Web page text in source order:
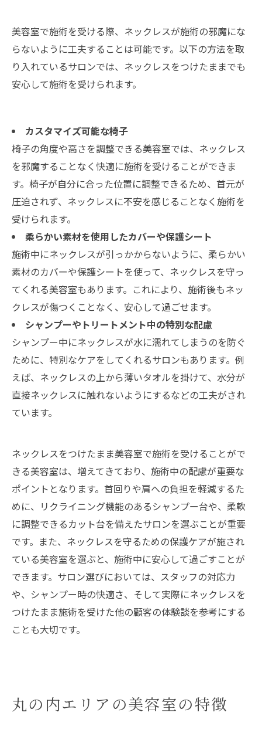
美容室で施術を受ける際、ネックレスが施術の邪魔にな
らないように工夫することは可能です。以下の方法を取
り入れているサロンでは、ネックレスをつけたままでも
安心して施術を受けられます。
カスタマイズ可能な椅子
椅子の角度や高さを調整できる美容室では、ネックレス
を邪魔することなく快適に施術を受けることができま
す。椅子が自分に合った位置に調整できるため、首元が
圧迫されず、ネックレスに不安を感じることなく施術を
受けられます。
柔らかい素材を使用したカバーや保護シート
施術中にネックレスが引っかからないように、柔らかい
素材のカバーや保護シートを使って、ネックレスを守っ
てくれる美容室もあります。これにより、施術後もネッ
クレスが傷つくことなく、安心して過ごせます。
シャンプーやトリートメント中の特別な配慮
シャンプー中にネックレスが水に濡れてしまうのを防ぐ
ために、特別なケアをしてくれるサロンもあります。例
えば、ネックレスの上から薄いタオルを掛けて、水分が
直接ネックレスに触れないようにするなどの工夫がされ
ています。
ネックレスをつけたまま美容室で施術を受けることがで
きる美容室は、増えてきており、施術中の配慮が重要な
ポイントとなります。首回りや肩への負担を軽減するた
めに、リクライニング機能のあるシャンプー台や、柔軟
に調整できるカット台を備えたサロンを選ぶことが重要
です。また、ネックレスを守るための保護ケアが施され
ている美容室を選ぶと、施術中に安心して過ごすことが
できます。サロン選びにおいては、スタッフの対応力
や、シャンプー時の快適さ、そして実際にネックレスを
つけたまま施術を受けた他の顧客の体験談を参考にする
ことも大切です。
丸の内エリアの美容室の特徴